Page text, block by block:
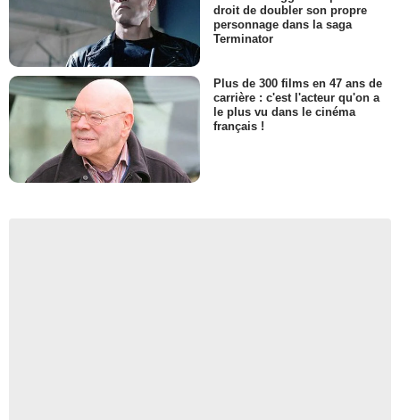
droit de doubler son propre
personnage dans la saga
Terminator
Plus de 300 films en 47 ans de
carrière : c'est l'acteur qu'on a
le plus vu dans le cinéma
français !